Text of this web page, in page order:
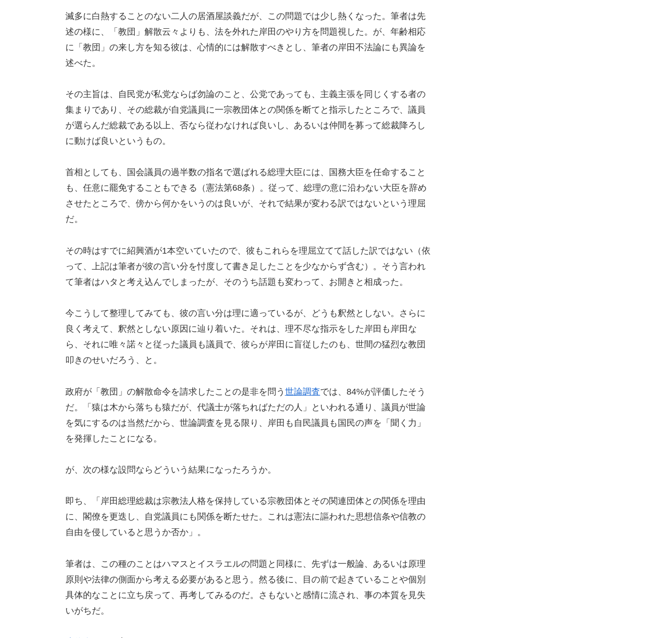
滅多に白熱することのない二人の居酒屋談義だが、この問題では少し熱くなった。筆者は先
述の様に、「教団」解散云々よりも、法を外れた岸田のやり方を問題視した。が、年齢相応
に「教団」の来し方を知る彼は、心情的には解散すべきとし、筆者の岸田不法論にも異論を
述べた。
その主旨は、自民党が私党ならば勿論のこと、公党であっても、主義主張を同じくする者の
集まりであり、その総裁が自党議員に一宗教団体との関係を断てと指示したところで、議員
が選らんだ総裁である以上、否なら従わなければ良いし、あるいは仲間を募って総裁降ろし
に動けば良いというもの。
首相としても、国会議員の過半数の指名で選ばれる総理大臣には、国務大臣を任命すること
も、任意に罷免することもできる（憲法第68条）。従って、総理の意に沿わない大臣を辞め
させたところで、傍から何かをいうのは良いが、それで結果が変わる訳ではないという理屈
だ。
その時はすでに紹興酒が1本空いていたので、彼もこれらを理屈立てて話した訳ではない（依
って、上記は筆者が彼の言い分を忖度して書き足したことを少なからず含む）。そう言われ
て筆者はハタと考え込んでしまったが、そのうち話題も変わって、お開きと相成った。
今こうして整理してみても、彼の言い分は理に適っているが、どうも釈然としない。さらに
良く考えて、釈然としない原因に辿り着いた。それは、理不尽な指示をした岸田も岸田な
ら、それに唯々諾々と従った議員も議員で、彼らが岸田に盲従したのも、世間の猛烈な教団
叩きのせいだろう、と。
政府が「教団」の解散命令を請求したことの是非を問う 世論調査では、84%が評価したそう
だ。「猿は木から落ちも猿だが、代議士が落ちればただの人」といわれる通り、議員が世論
を気にするのは当然だから、世論調査を見る限り、岸田も自民議員も国民の声を「聞く力」
を発揮したことになる。
が、次の様な設問ならどういう結果になったろうか。
即ち、「岸田総理総裁は宗教法人格を保持している宗教団体とその関連団体との関係を理由
に、閣僚を更迭し、自党議員にも関係を断たせた。これは憲法に謳われた思想信条や信教の
自由を侵していると思うか否か」。
筆者は、この種のことはハマスとイスラエルの問題と同様に、先ずは一般論、あるいは原理
原則や法律の側面から考える必要があると思う。然る後に、目の前で起きていることや個別
具体的なことに立ち戻って、再考してみるのだ。さもないと感情に流され、事の本質を見失
いがちだ。